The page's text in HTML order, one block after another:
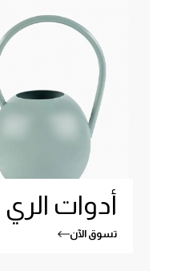
أدوات الري
تسوق الآن